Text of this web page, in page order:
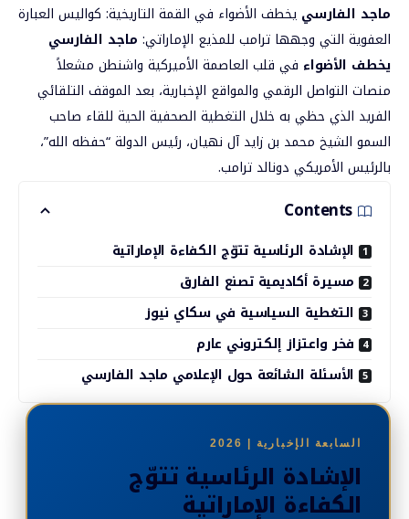
ماجد الفارسي يخطف الأضواء في القمة التاريخية: كواليس العبارة
العفوية التي وجهها ترامب للمذيع الإماراتي: ماجد الفارسي
يخطف الأضواء في قلب العاصمة الأميركية واشنطن مشعلاً
منصات التواصل الرقمي والمواقع الإخبارية، بعد الموقف التلقائي
الفريد الذي حظي به خلال التغطية الصحفية الحية للقاء صاحب
السمو الشيخ محمد بن زايد آل نهيان، رئيس الدولة “حفظه الله”،
بالرئيس الأمريكي دونالد ترامب.
Contents
الإشادة الرئاسية تتوّج الكفاءة الإماراتية
مسيرة أكاديمية تصنع الفارق
التغطية السياسية في سكاي نيوز
فخر واعتزاز إلكتروني عارم
الأسئلة الشائعة حول الإعلامي ماجد الفارسي
السابعة الإخبارية | 2026
الإشادة الرئاسية تتوّج
الكفاءة الإماراتية